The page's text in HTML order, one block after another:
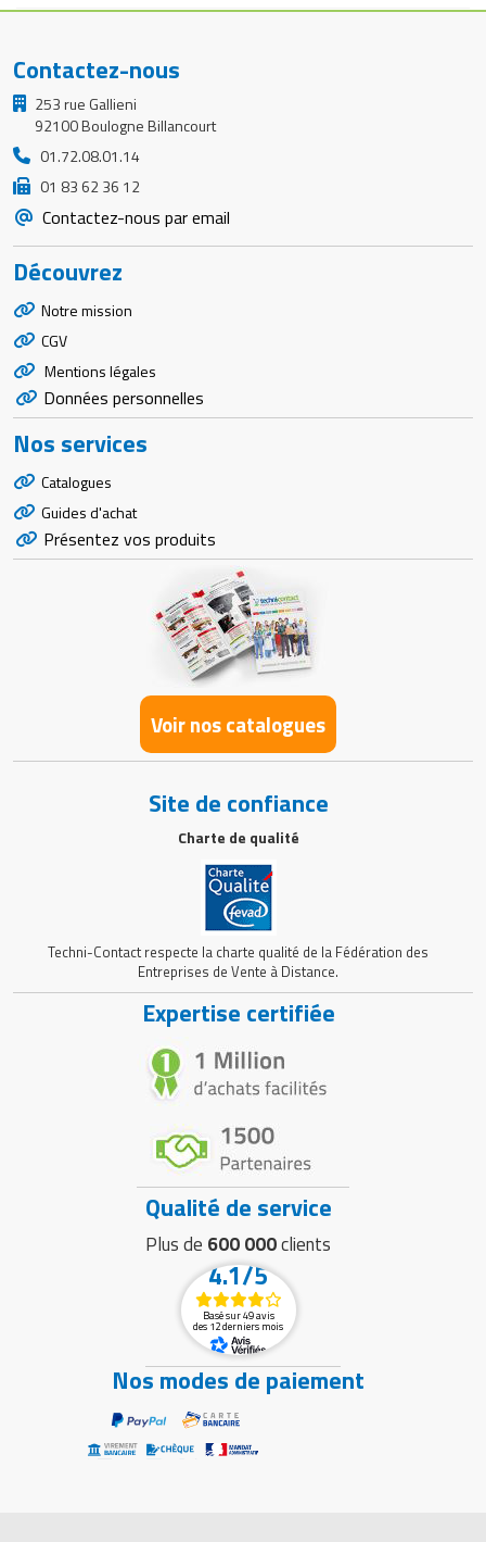
Contactez-nous
253 rue Gallieni
92100 Boulogne Billancourt
01.72.08.01.14
01 83 62 36 12
Contactez-nous par email
Découvrez
Notre mission
CGV
Mentions légales
Données personnelles
Nos services
Catalogues
Guides d'achat
Présentez vos produits
Voir nos catalogues
Site de confiance
Charte de qualité
Techni-Contact respecte la charte qualité de la Fédération des
Entreprises de Vente à Distance.
Expertise certifiée
Qualité de service
Plus de 600 000clients
4.1/5
Basé sur 49 avis
des 12 derniers mois
Nos modes de paiement